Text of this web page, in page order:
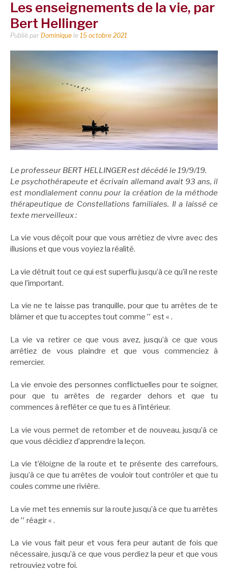
Les enseignements de la vie, par
Bert Hellinger
Publié par Dominique le 15 octobre 2021
Le professeur BERT HELLINGER est décédé le 19/9/19.
Le psychothérapeute et écrivain allemand avait 93 ans, il
est mondialement connu pour la création de la méthode
thérapeutique de Constellations familiales. Il a laissé ce
texte merveilleux :
La vie vous déçoit pour que vous arrêtiez de vivre avec des
illusions et que vous voyiez la réalité.
La vie détruit tout ce qui est superflu jusqu’à ce qu’il ne reste
que l’important.
La vie ne te laisse pas tranquille, pour que tu arrêtes de te
blâmer et que tu acceptes tout comme ′′ est « .
La vie va retirer ce que vous avez, jusqu’à ce que vous
arrêtiez de vous plaindre et que vous commenciez à
remercier.
La vie envoie des personnes conflictuelles pour te soigner,
pour que tu arrêtes de regarder dehors et que tu
commences à refléter ce que tu es à l’intérieur.
La vie vous permet de retomber et de nouveau, jusqu’à ce
que vous décidiez d’apprendre la leçon.
La vie t’éloigne de la route et te présente des carrefours,
jusqu’à ce que tu arrêtes de vouloir tout contrôler et que tu
coules comme une rivière.
La vie met tes ennemis sur la route jusqu’à ce que tu arrêtes
de ′′ réagir « .
La vie vous fait peur et vous fera peur autant de fois que
nécessaire, jusqu’à ce que vous perdiez la peur et que vous
retrouviez votre foi.